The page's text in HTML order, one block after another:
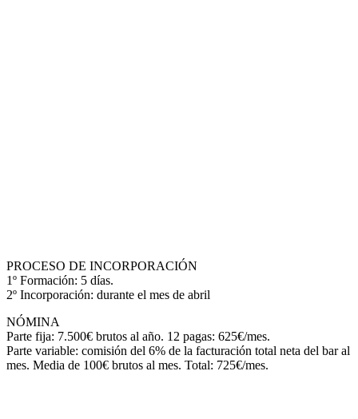
PROCESO DE INCORPORACIÓN
1º Formación: 5 días.
2º Incorporación: durante el mes de abril
NÓMINA
Parte fija: 7.500€ brutos al año. 12 pagas: 625€/mes.
Parte variable: comisión del 6% de la facturación total neta del bar al
mes. Media de 100€ brutos al mes. Total: 725€/mes.